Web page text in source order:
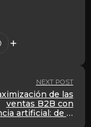
NEXT POST
de las
ventas B2B con
artificial: de la